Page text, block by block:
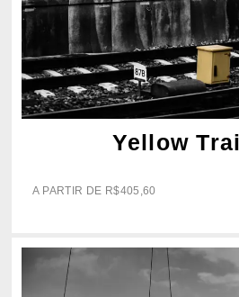
Yellow
A PARTIR DE R$405,60